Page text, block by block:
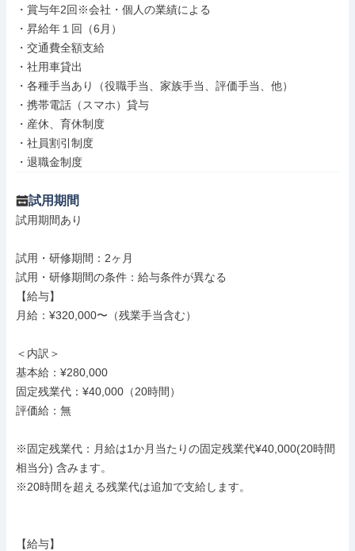
・賞与年2回※会社・個人の業績による
・昇給年１回（6月）
・交通費全額支給
・社用車貸出
・各種手当あり（役職手当、家族手当、評価手当、他）
・携帯電話（スマホ）貸与
・産休、育休制度
・社員割引制度
・退職金制度
試用期間
試用期間あり
試用・研修期間：2ヶ月
試用・研修期間の条件：給与条件が異なる
【給与】
月給：¥320,000〜（残業手当含む）
＜内訳＞
基本給：¥280,000
固定残業代：¥40,000（20時間）
評価給：無
※固定残業代：月給は1か月当たりの固定残業代¥40,000(20時間
相当分) 含みます。
※20時間を超える残業代は追加で支給します。
【給与】